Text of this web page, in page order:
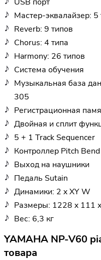
Мастер-эквалайзер: 5
Reverb: 9 типов
Chorus: 4 типа
Harmony: 26 типов
Система обучения
Музыкальная база
305
Регистрационная
Двойная и сплит
5 + 1 Track Sequencer
Контроллер Pitch Bend
Выход на наушники
Педаль Sutain
Динамики: 2 x XY W
Размеры: 1228 x 111
Вес: 6,3 кг
YAMAHA NP-V60
товара